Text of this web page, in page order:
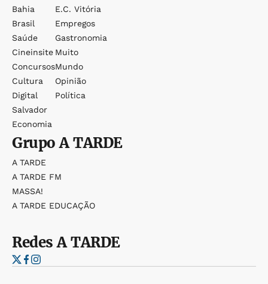
Bahia
Brasil
Saúde
Cineinsite
Concursos
Cultura
Digital
Salvador
Economia
E.c. Vitória
Empregos
Gastronomia
Muito
Mundo
Opinião
Política
GrupoA TARDE
A TARDE
A TARDE FM
MASSA!
A TARDE EDUCAÇÃO
RedesA TARDE